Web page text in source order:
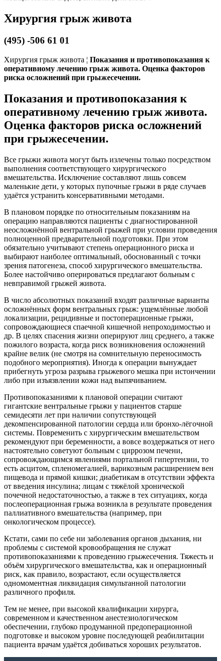
Хирургия грыж живота
(495) -506 61 01
Хирургия грыж живота ¦ Показания и противопоказания к
оперативному лечению грыж живота. Оценка факторов
риска осложнений при грыжесечении.
Показания и противопоказания к
оперативному лечению грыж живота.
Оценка факторов риска осложнений
при грыжесечении.
Все грыжи живота могут быть излечены только посредством
выполнения соответствующего хирургического
вмешательства. Исключение составляют лишь совсем
маленькие дети, у которых пупочные грыжи в ряде случаев
удаётся устранить консервативными методами.
В плановом порядке по относительным показаниям на
операцию направляются пациенты с диагностированной
неосложнённой вентральной грыжей при условии проведения
полноценной предварительной подготовки. При этом
обязательно учитывают степень операционного риска и
выбирают наиболее оптимальный, обоснованный с точки
зрения патогенеза, способ хирургического вмешательства.
Более настойчиво оперироваться предлагают больным с
невправимой грыжей живота.
В число абсолютных показаний входят различные варианты
осложнённых форм вентральных грыж: ущемлённые любой
локализации, рецидивные и постоперационные грыжи,
сопровождающиеся спаечной кишечной непроходимостью и
др. В целях спасения жизни оперируют лиц среднего, а также
пожилого возраста, когда риск возникновения осложнений
крайне велик (не смотря на сомнительную переносимость
подобного мероприятия). Иногда к операции вынуждает
прибегнуть угроза разрыва грыжевого мешка при истончении
либо при изъязвлении кожи над выпячиванием.
Противопоказаниями к плановой операции считают
гигантские вентральные грыжи у пациентов старше
семидесяти лет при наличии сопутствующей
декомпенсированной патологии сердца или бронхо-лёгочной
системы. Повременить с хирургическим вмешательством
рекомендуют при беременности, а вовсе воздержаться от него
настоятельно советуют больным с циррозом печени,
сопровождающимся явлениями портальной гипертензии, то
есть асцитом, спленомегалией, варикозным расширением вен
пищевода и прямой кишки; диабетикам в отсутствии эффекта
от введения инсулина; лицам с тяжёлой хронической
почечной недостаточностью, а также в тех ситуациях, когда
послеоперационная грыжа возникла в результате проведения
паллиативного вмешательства (например, при
онкологическом процессе).
Кстати, сами по себе ни заболевания органов дыхания, ни
проблемы с системой кровообращения не служат
противопоказаниями к проведению грыжесечения. Тяжесть и
объём хирургического вмешательства, как и операционный
риск, как правило, возрастают, если осуществляется
одномоментная ликвидация симультанной патологии
различного профиля.
Тем не менее, при высокой квалификации хирурга,
современном и качественном анестезиологическом
обеспечении, глубоко продуманной предоперационной
подготовке и высоком уровне последующей реабилитации
пациента врачам удаётся добиваться хороших результатов.